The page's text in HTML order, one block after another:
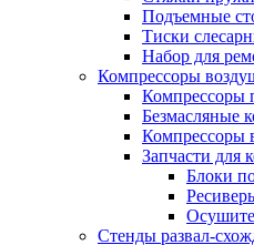
Подъемные
Тиски
Набор для
Компрессоры
Компрессоры
Безмасляные
Компрессоры
Запчасти для
Блоки
Стенды развал-